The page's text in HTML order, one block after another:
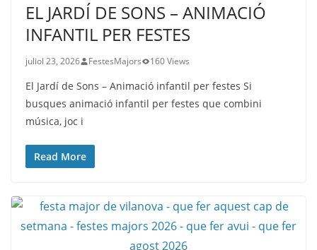
EL JARDÍ DE SONS – ANIMACIÓ
INFANTIL PER FESTES
juliol 23, 2026 FestesMajors 160 Views
El Jardí de Sons – Animació infantil per festes Si
busques animació infantil per festes que combini
música, joc i
Read More